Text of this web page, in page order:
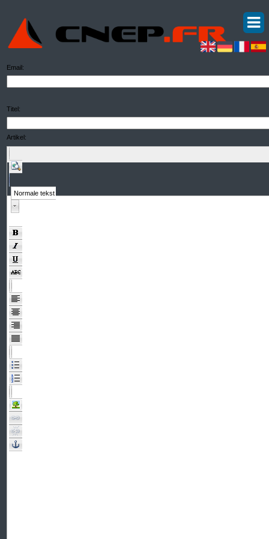
Email:
Titel:
Artikel:
Normale tekst